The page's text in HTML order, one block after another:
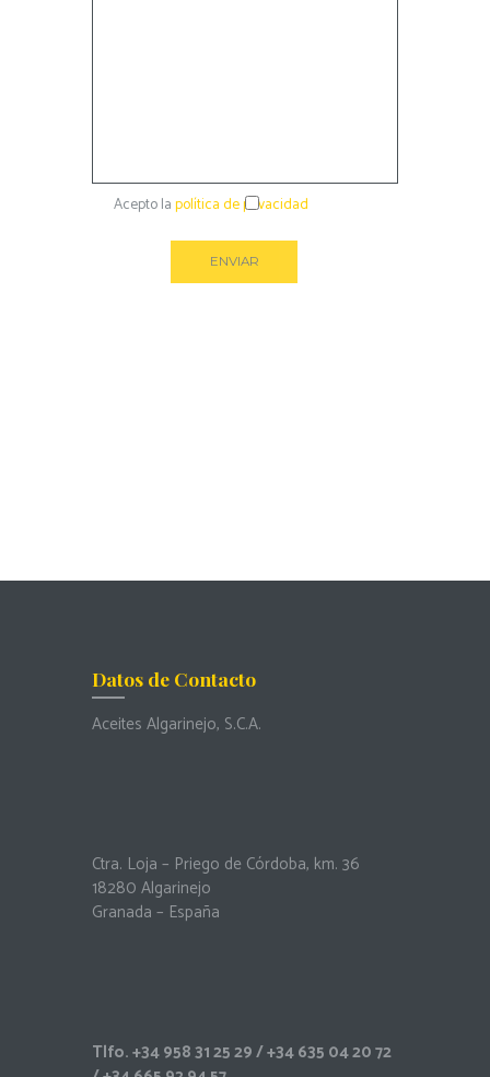
Acepto lapolítica de privacidad
Datos de Contacto
Aceites Algarinejo, S.C.A.
Ctra. Loja – Priego de Córdoba, km. 36
18280 Algarinejo
Granada – España
Tlfo.+34 958 31 25 29/+34 635 04 20 72